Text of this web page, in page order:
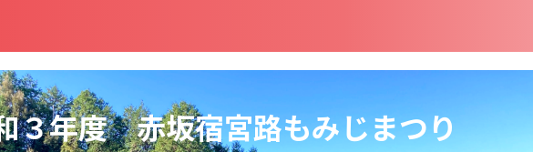
３年度 赤坂宿宮路もみじまつり